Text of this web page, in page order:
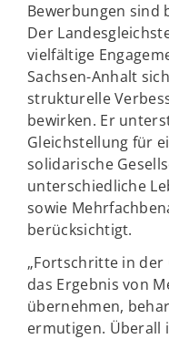
Bewerbungen sind
Der
vielfältige
Sachsen-Anhalt
strukturelle
bewirken. Er
Gleichstellung für
solidarische
unterschiedliche
sowie
berücksichtigt.
„Fortschritte in
das Ergebnis von
übernehmen,
ermutigen. Überall